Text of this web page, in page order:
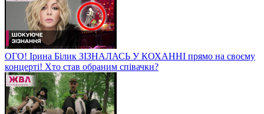
ОГО! Ірина Білик ЗІЗНАЛАСЬ У КОХАННІ прямо на своєму
концерті! Хто став обраним співачки?